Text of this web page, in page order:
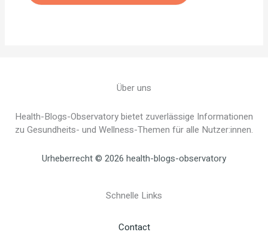
Über uns
Health-Blogs-Observatory bietet zuverlässige Informationen
zu Gesundheits- und Wellness-Themen für alle Nutzer:innen.
Urheberrecht © 2026 health-blogs-observatory
Schnelle Links
Contact